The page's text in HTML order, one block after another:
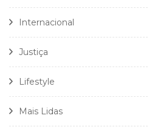
Internacional
Justiça
Lifestyle
Mais Lidas